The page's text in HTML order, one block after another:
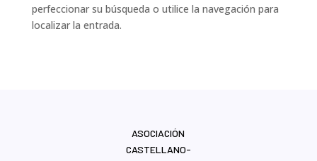
perfeccionar su búsqueda o utilice la navegación para
localizar la entrada.
ASOCIACIÓN
CASTELLANO-